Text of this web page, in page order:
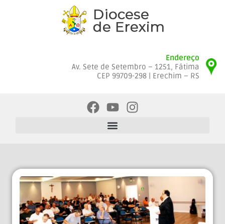
Endereço
Av. Sete de Setembro – 1251, Fátima
CEP 99709-298 | Erechim – RS